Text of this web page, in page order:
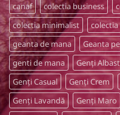
canaf colectia business
colectia minimalist
geanta de mana
Geanta
genti de mana
Genți
Genți Casual
Genți Crem
Genți Lavandă
Genți Maro